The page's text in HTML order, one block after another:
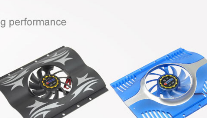
防水ファン RV冷蔵庫ファン